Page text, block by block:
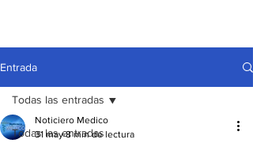
Entrada
Todas las entradas
Todas las entradas
Noticiero Medico
31 may 8 min de lectura